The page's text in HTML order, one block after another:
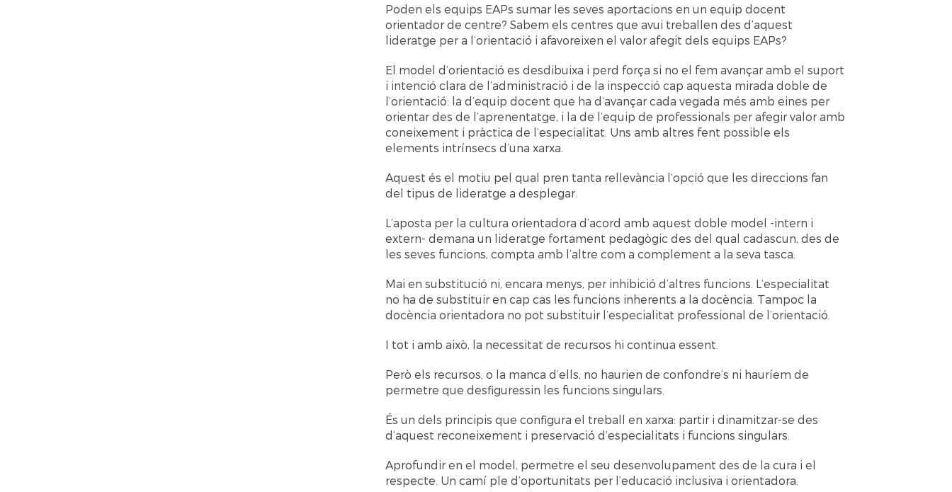
Poden els equips EAPs sumar les seves aportacions en un equip docent
orientador de centre? Sabem els centres que avui treballen des d’aquest
lideratge per a l’orientació i afavoreixen el valor afegit dels equips EAPs?
El model d’orientació es desdibuixa i perd força si no el fem avançar amb el suport
i intenció clara de l’administració i de la inspecció cap aquesta mirada doble de
l’orientació: la d’equip docent que ha d’avançar cada vegada més amb eines per
orientar des de l’aprenentatge, i la de l’equip de professionals per afegir valor amb
coneixement i pràctica de l’especialitat. Uns amb altres fent possible els
elements intrínsecs d’una xarxa.
Aquest és el motiu pel qual pren tanta rellevància l’opció que les direccions fan
del tipus de lideratge a desplegar.
L’aposta per la cultura orientadora d’acord amb aquest doble model -intern i
extern- demana un lideratge fortament pedagògic des del qual cadascun, des de
les seves funcions, compta amb l’altre com a complement a la seva tasca.
Mai en substitució ni, encara menys, per inhibició d’altres funcions. L’especialitat
no ha de substituir en cap cas les funcions inherents a la docència. Tampoc la
docència orientadora no pot substituir l’especialitat professional de l’orientació.
I tot i amb això, la necessitat de recursos hi continua essent.
Però els recursos, o la manca d’ells, no haurien de confondre’s ni hauríem de
permetre que desfiguressin les funcions singulars.
És un dels principis que configura el treball en xarxa: partir i dinamitzar-se des
d’aquest reconeixement i preservació d’especialitats i funcions singulars.
Aprofundir en el model, permetre el seu desenvolupament des de la cura i el
respecte. Un camí ple d’oportunitats per l’educació inclusiva i orientadora.